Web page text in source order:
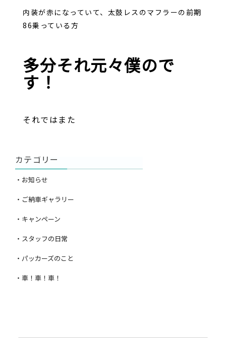
内装が赤になっていて、太鼓レスのマフラーの前期
86乗っている方
多分それ元々僕ので
す！
それではまた
カテゴリー
・お知らせ
・ご納車ギャラリー
・キャンペーン
・スタッフの日常
・パッカーズのこと
・車！車！車！